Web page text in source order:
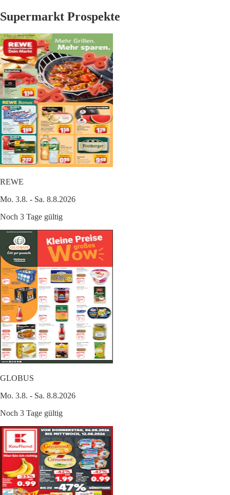
Supermarkt Prospekte
REWE
Mo. 3.8. - Sa. 8.8.2026
Noch 3 Tage gültig
GLOBUS
Mo. 3.8. - Sa. 8.8.2026
Noch 3 Tage gültig